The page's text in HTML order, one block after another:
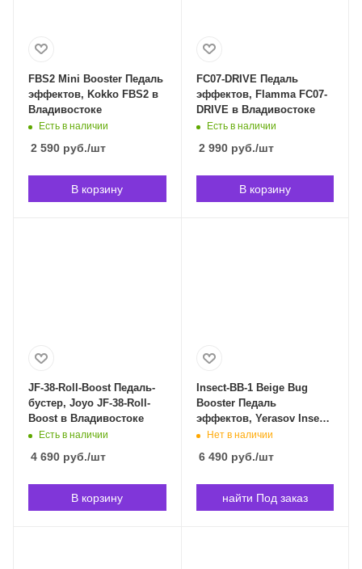
FBS2 Mini Booster Педаль
эффектов, Kokko FBS2 в
Владивостоке
Есть в наличии
2 590 руб./шт
В корзину
FC07-DRIVE Педаль
эффектов, Flamma FC07-
DRIVE в Владивостоке
Есть в наличии
2 990руб./шт
В корзину
JF-38-Roll-Boost Педаль-
бустер, Joyo JF-38-Roll-
Boost в Владивостоке
Есть в наличии
4 690 руб./шт
В корзину
Insect-BB-1 Beige Bug
Booster Педаль
эффектов, Yerasov Insect-
BB-1 в Владивостоке
Нет в наличии
6 490руб./шт
найти Под заказ